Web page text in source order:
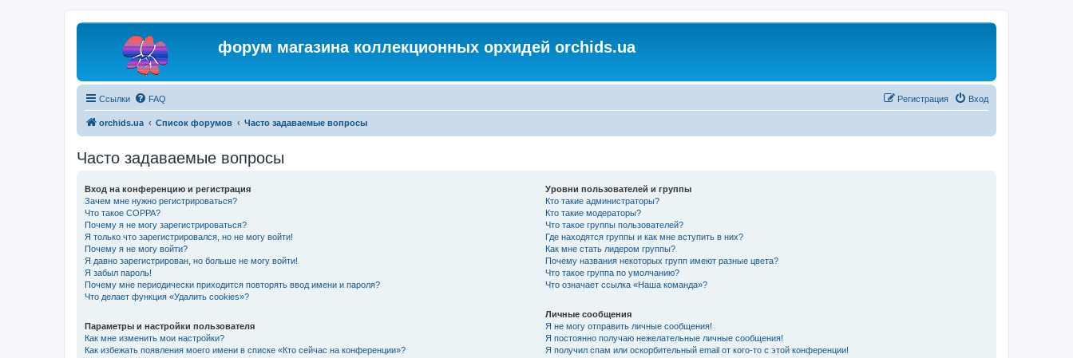
форум магазина коллекционных орхидей orchids.ua
Ссылки FAQ Вход
Регистрация
orchids.ua Список форумов Часто задаваемые вопросы
Часто задаваемые вопросы
Вход на конференцию и регистрация
Зачем мне нужно регистрироваться?
Что такое COPPA?
Почему я не могу зарегистрироваться?
Я только что зарегистрировался, но не могу войти!
Почему я не могу войти?
Я давно зарегистрирован, но больше не могу войти!
Я забыл пароль!
Почему мне периодически приходится повторять ввод имени и пароля?
Что делает функция «Удалить cookies»?
Параметры и настройки пользователя
Как мне изменить мои настройки?
Как избежать появления моего имени в списке «Кто сейчас на конференции»?
Уровни пользователей и группы
Кто такие администраторы?
Кто такие модераторы?
Что такое группы пользователей?
Где находятся группы и как мне вступить в них?
Как мне стать лидером группы?
Почему названия некоторых групп имеют разные цвета?
Что такое группа по умолчанию?
Что означает ссылка «Наша команда»?
Личные сообщения
Я не могу отправить личные сообщения!
Я постоянно получаю нежелательные личные сообщения!
Я получил спам или оскорбительный email от кого-то с этой конференции!